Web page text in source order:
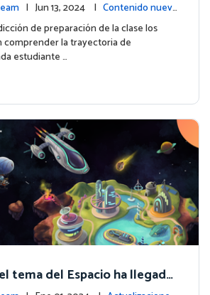
la clase
| Jun 13, 2024 | Contenido nuev
de preparación de la clase los
la trayectoria de
estudiante …
tema del Espacio ha llegado